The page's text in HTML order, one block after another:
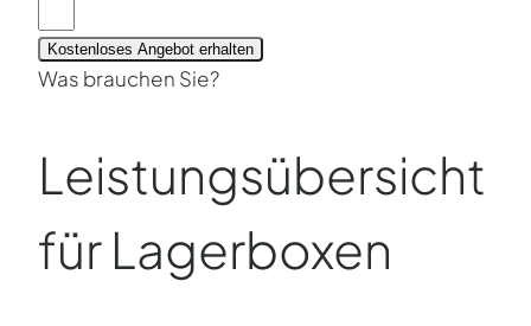
Kostenloses Angebot erhalten
Was brauchen Sie?
Leistungsübersicht
für Lagerboxen